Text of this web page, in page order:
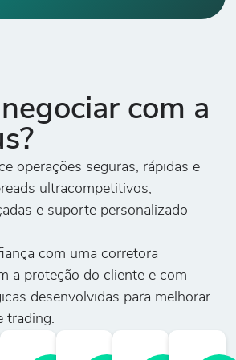
24 0 -
33
com a
operações seguras, rápidas e
ultracompetitivos,
e suporte personalizado
com uma corretora
a proteção do cliente e com
desenvolvidas para melhorar
trading.